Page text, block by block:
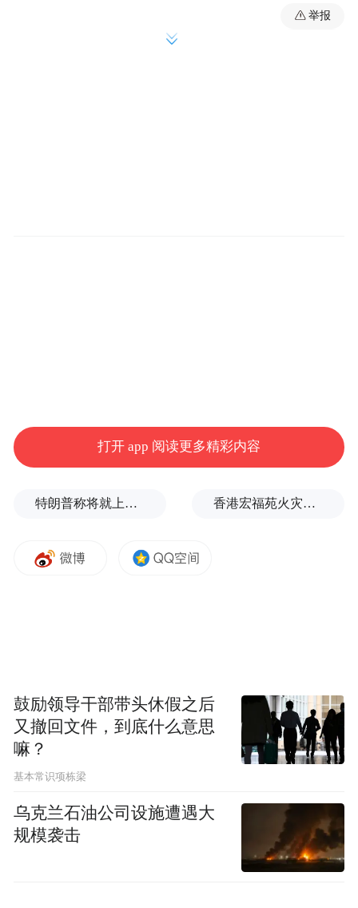
订单农业不仅给种粮收益上了“保险”，也让
农民种粮底气更足。今年许建社收获的八成
仓，库点将作业时间从早7时一直延长到晚8
时，中午不停秤、不停卸。同时，库点细化
序，统筹抓好作业效率与生产安全。
当前，全省夏粮收购进展顺利，各类主体入
市积极，价格平稳、秩序井然。下一步，全
省粮食和物资储备部门将继续引导加工企
卖得出”的底线，让好粮卖出好价钱。
举报
打开 app 阅读更多精彩内容
特朗普称将就上诉法院涉白宫宴会厅项目裁决提起上诉 香港宏福苑火灾跨部门调查最终报告：大火或由烟头引起
鼓励领导干部带头休假之后
又撤回文件，到底什么意思
嘛？
基本常识项栋梁
乌克兰石油公司设施遭遇大
规模袭击